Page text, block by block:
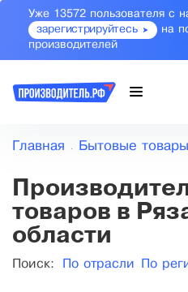
Уже 13572 пользователя с
зарегистрируйтесь
на
производителей
Главная Бытовые товары
товаров в
области
Поиск: По отрасли По